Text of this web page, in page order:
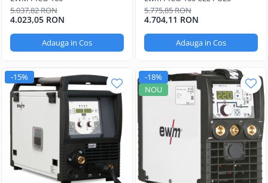
Oculara
Imbracaminte
5.037,82 RON
4.023,05 RON
Adauga in Cos
5.775,85 RON
4.704,11 RON
Adauga in Cos
-15%
-18%
NOU